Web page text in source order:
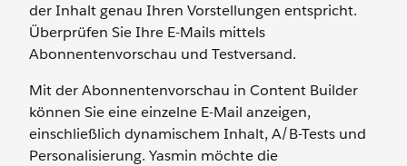
der Inhalt genau Ihren Vorstellungen entspricht.
Überprüfen Sie Ihre E-Mails mittels
Abonnentenvorschau und Testversand.
Mit der Abonnentenvorschau in Content Builder
können Sie eine einzelne E-Mail anzeigen,
einschließlich dynamischem Inhalt, A/B-Tests und
Personalisierung. Yasmin möchte die